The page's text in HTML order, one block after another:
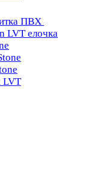
ПВХ
LVT елочка
LVT